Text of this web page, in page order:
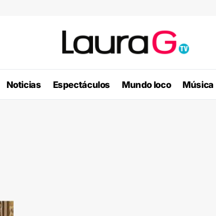
Noticias Espectáculos Mundo loco Música